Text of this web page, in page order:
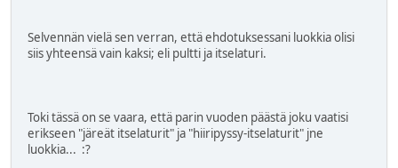
Selvennän vielä sen verran, että ehdotuksessani luokkia olisi
siis yhteensä vain kaksi; eli pultti ja itselaturi.
Toki tässä on se vaara, että parin vuoden päästä joku vaatisi
erikseen "järeät itselaturit" ja "hiiripyssy-itselaturit" jne
luokkia... :?